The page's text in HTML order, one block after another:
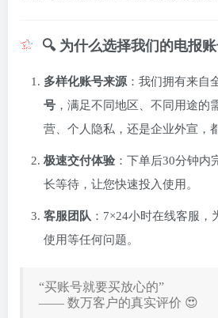
🔍 为什么选择我们的电报账
多样化账号来源 ：我们拥有来自
号 ，满足不同地区、不同用途的
营、个人隐私，还是企业外宣，
极速交付体验：下单后30分钟内
长等待，让您快速投入使用。
客服团队 ：7×24小时在线客服，
使用等任何问题。
“买账号就要买放心的”
—— 数万客户的真实评价 😍